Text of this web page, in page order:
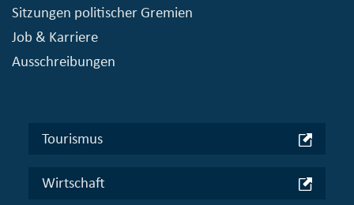
Sitzungen politischer Gremien
Job & Karriere
Ausschreibungen
Tourismus
Wirtschaft